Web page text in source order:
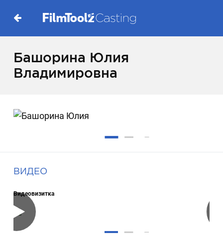
Башорина Юлия
Владимировна
ВИДЕО
Видеовизитка